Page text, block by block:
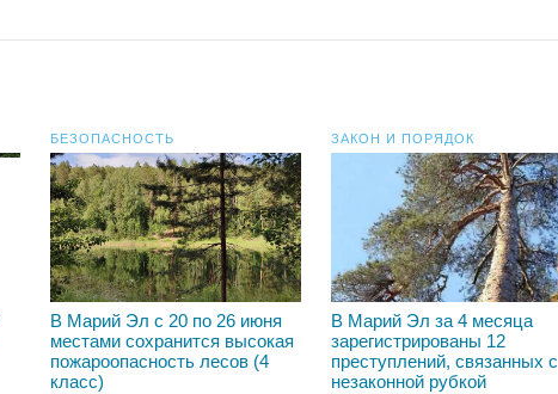
БЕЗОПАСНОСТЬ
В Марий Эл с 20 по 26 июня
местами сохранится высокая
пожароопасность лесов (4
класс)
ЗАКОН И ПОРЯДОК
В Марий Эл за 4 месяца
зарегистрированы 12
преступлений, связанных с
незаконной рубкой